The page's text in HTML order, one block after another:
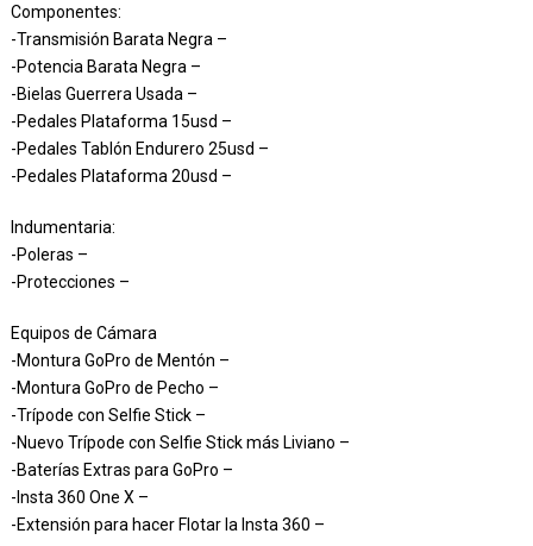
Componentes:
-Transmisión Barata Negra –
-Potencia Barata Negra –
-Bielas Guerrera Usada –
-Pedales Plataforma 15usd –
-Pedales Tablón Endurero 25usd –
-Pedales Plataforma 20usd –
Indumentaria:
-Poleras –
-Protecciones –
Equipos de Cámara
-Montura GoPro de Mentón –
-Montura GoPro de Pecho –
-Trípode con Selfie Stick –
-Nuevo Trípode con Selfie Stick más Liviano –
-Baterías Extras para GoPro –
-Insta 360 One X –
-Extensión para hacer Flotar la Insta 360 –